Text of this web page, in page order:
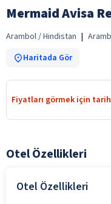
Mermaid Avisa
Arambol / Hindistan |
Haritada Gör
Fiyatları görmek için
Otel Özellikleri
Otel Özellikleri